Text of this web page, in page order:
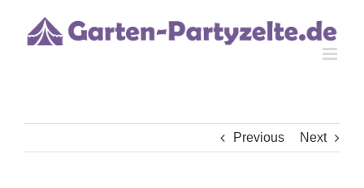
content
Previous Next